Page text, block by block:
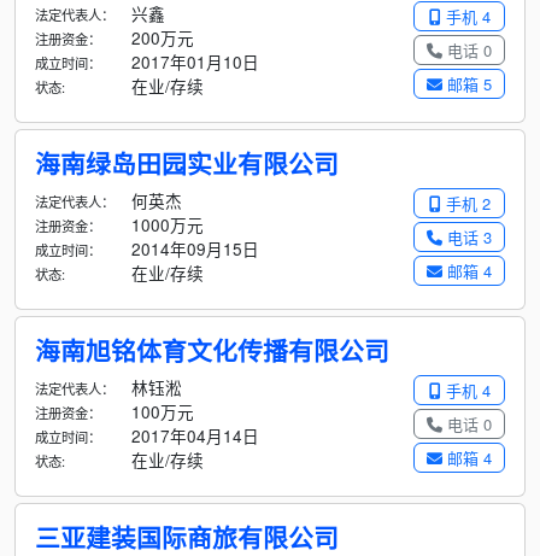
手机 4
电话 0
邮箱 5
法定代表人： 兴鑫
注册资金： 200万元
成立时间： 2017年01月10日
状态: 在业/存续
海南绿岛田园实业有限公司
手机 2
电话 3
邮箱 4
法定代表人： 何英杰
注册资金： 1000万元
成立时间： 2014年09月15日
状态: 在业/存续
海南旭铭体育文化传播有限公司
手机 4
电话 0
邮箱 4
法定代表人： 林钰淞
注册资金： 100万元
成立时间： 2017年04月14日
状态: 在业/存续
三亚建装国际商旅有限公司